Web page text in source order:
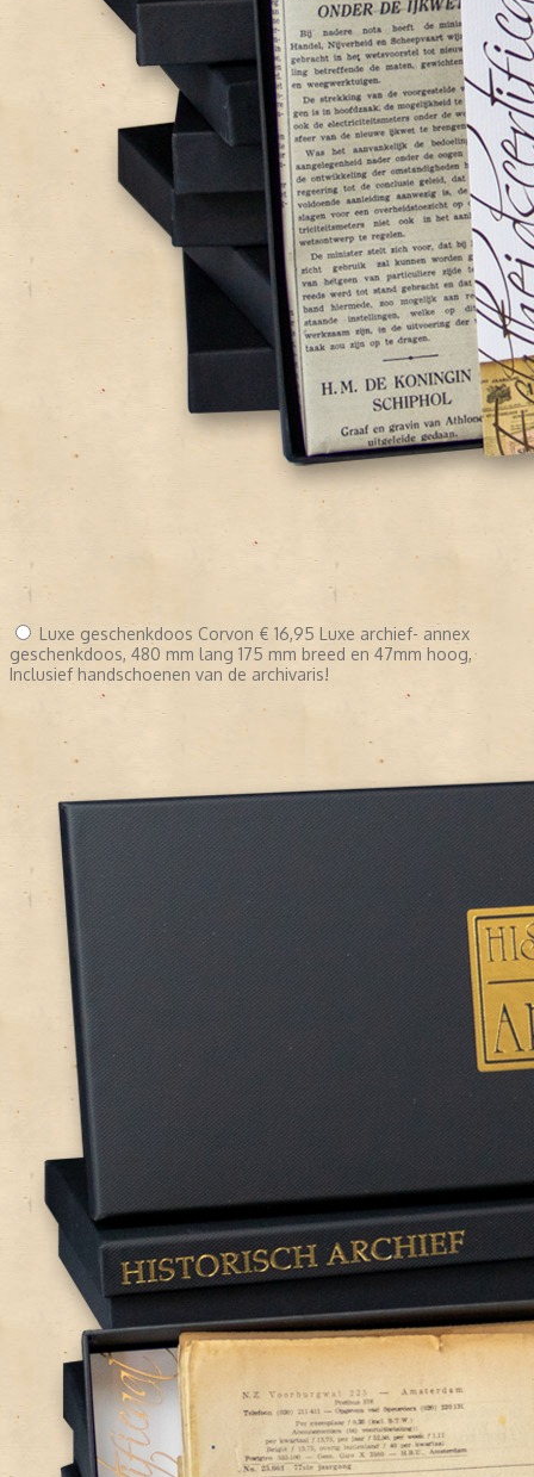
Luxe geschenkdoos Corvon € 16,95 Luxe archief- annex
geschenkdoos, 480 mm lang 175 mm breed en 47mm hoog,
Inclusief handschoenen van de archivaris!